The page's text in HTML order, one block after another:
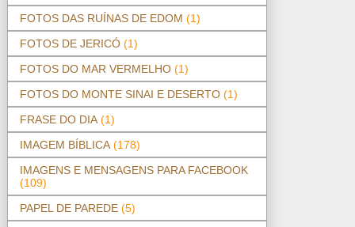
FOTOS DAS RUÍNAS DE EDOM (1)
FOTOS DE JERICÓ (1)
FOTOS DO MAR VERMELHO (1)
FOTOS DO MONTE SINAI E DESERTO (1)
FRASE DO DIA (1)
IMAGEM BÍBLICA (178)
IMAGENS E MENSAGENS PARA FACEBOOK
(109)
PAPEL DE PAREDE (5)